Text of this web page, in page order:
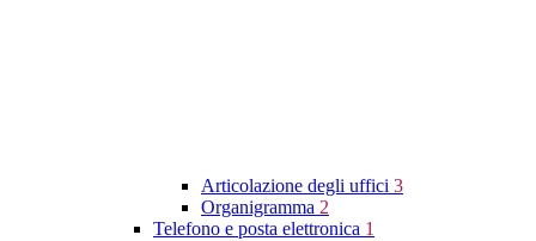
Articolazione degli uffici 3
Organigramma 2
Telefono e posta elettronica 1